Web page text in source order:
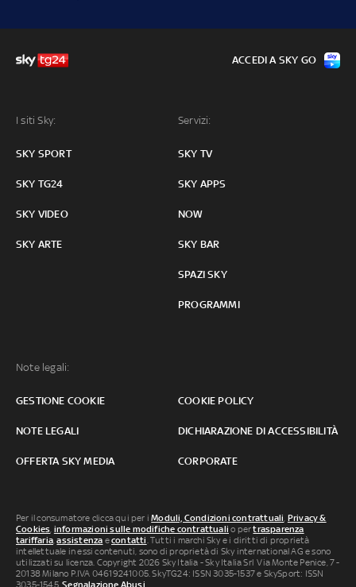
I siti Sky:
SKY SPORT
SKY TG24
SKY VIDEO
SKY ARTE
Servizi:
SKY TV
SKY APPS
NOW
SKY BAR
SPAZI SKY
PROGRAMMI
Note legali:
GESTIONE COOKIE COOKIE POLICY
NOTE LEGALI DICHIARAZIONE DI ACCESSIBILITÀ
OFFERTA SKY MEDIA CORPORATE
ACCEDI A SKY GO
Per il consumatore clicca qui per iModuli, Condizioni contrattuali, Privacy &
Cookies, informazioni sulle modifiche contrattuali o pertrasparenza
tariffaria,assistenza econtatti. Tutti i marchi Sky e i diritti di proprietà
intellettuale in essi contenuti, sono di proprietà di Sky international AG e sono
utilizzati su licenza. Copyright 2026 Sky Italia - Sky Italia Srl Via Monte Penice, 7 -
20138 Milano P.IVA 04619241005. SkyTG24: ISSN 3035-1537 e SkySport: ISSN
3035-1545.Segnalazione Abusi